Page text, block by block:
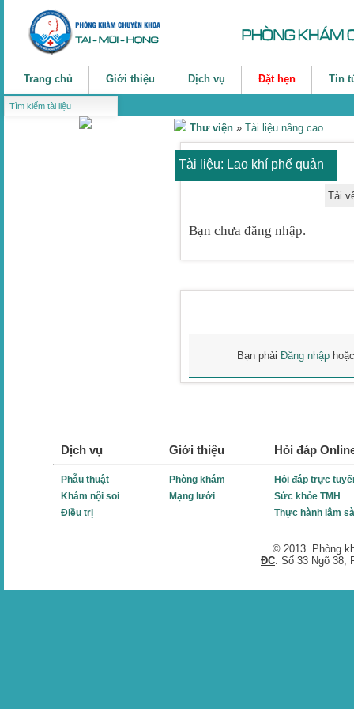
Trang chủ Giới thiệu Dịch vụ Đặt hẹn Tin
Thư viện » Tài liệu nâng cao
Tài liệu: Lao khí phế quản
Tải
Bạn chưa đăng nhập.
Bạn phải Đăng nhập
Dịch vụ Giới thiệu Hỏi đáp
Phẫu thuật
Khám nội soi
Điều trị
Phòng khám
Mạng lưới
Hỏi đáp trực
Sức khỏe TMH
Thực hành lâm
© 2013. Phòng
ĐC: Số 33 Ngõ 38,